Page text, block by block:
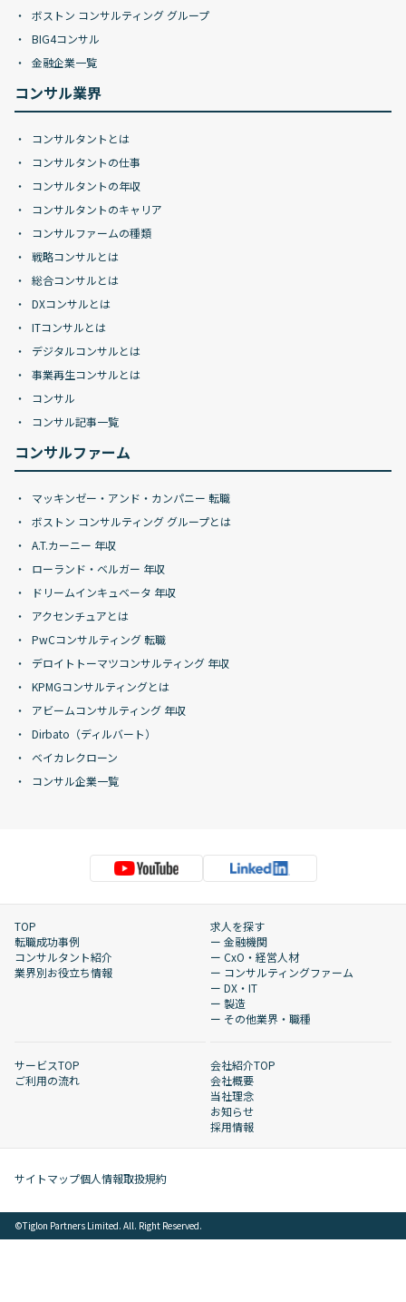
ボストン コンサルティング グループ
BIG4コンサル
金融企業一覧
コンサル業界
コンサルタントとは
コンサルタントの仕事
コンサルタントの年収
コンサルタントのキャリア
コンサルファームの種類
戦略コンサルとは
総合コンサルとは
DXコンサルとは
ITコンサルとは
デジタルコンサルとは
事業再生コンサルとは
コンサル
コンサル記事一覧
コンサルファーム
マッキンゼー・アンド・カンパニー 転職
ボストン コンサルティング グループとは
A.T.カーニー 年収
ローランド・ベルガー 年収
ドリームインキュベータ 年収
アクセンチュアとは
PwCコンサルティング 転職
デロイトトーマツコンサルティング 年収
KPMGコンサルティングとは
アビームコンサルティング 年収
Dirbato（ディルバート）
ベイカレクローン
コンサル企業一覧
TOP
転職成功事例
コンサルタント紹介
業界別お役立ち情報
求人を探す
ー 金融機関
ー CxO・経営人材
ー コンサルティングファーム
ー DX・IT
ー 製造
ー その他業界・職種
サービスTOP
ご利用の流れ
会社紹介TOP
会社概要
当社理念
お知らせ
採用情報
サイトマップ個人情報取扱規約
©︎Tiglon Partners Limited. All. Right Reserved.